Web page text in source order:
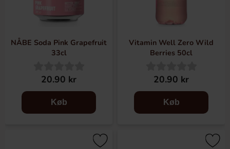
NÅBE Soda Pink Grapefruit
33cl
20.90 kr
Køb
Vitamin Well Zero Wild
Berries 50cl
20.90 kr
Køb